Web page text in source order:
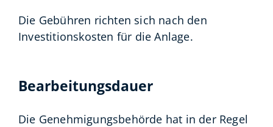
Die Gebühren richten sich nach den
Investitionskosten für die Anlage.
Bearbeitungsdauer
Die Genehmigungsbehörde hat in der Regel